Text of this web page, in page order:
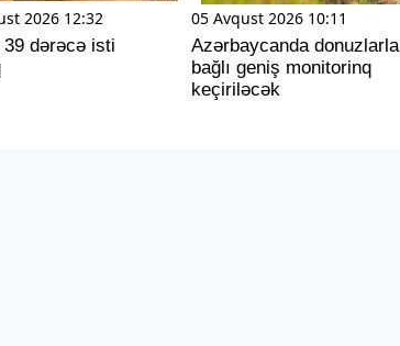
2026 12:32
39 dərəcə isti
05 Avqust 2026 10:11
Azərbaycanda donuzlarla
bağlı geniş monitorinq
keçiriləcək